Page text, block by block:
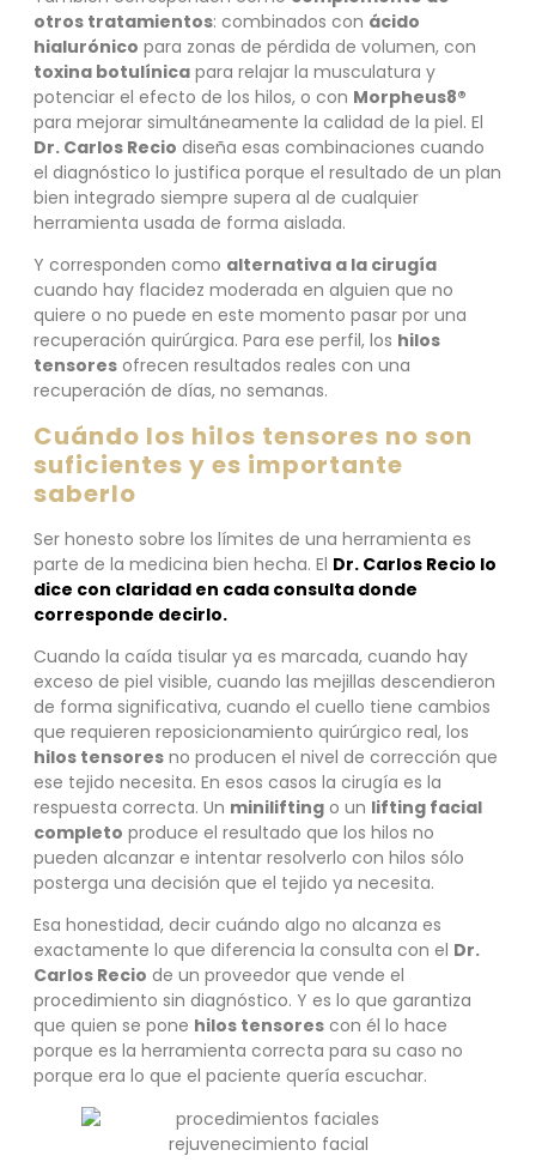
otros tratamientos: combinados con ácido
hialurónico para zonas de pérdida de volumen, con
toxina botulínica para relajar la musculatura y
potenciar el efecto de los hilos, o con Morpheus8®
para mejorar simultáneamente la calidad de la piel. El
Dr. Carlos Recio diseña esas combinaciones cuando
el diagnóstico lo justifica porque el resultado de un plan
bien integrado siempre supera al de cualquier
herramienta usada de forma aislada.
Y corresponden como alternativa a la cirugía
cuando hay flacidez moderada en alguien que no
quiere o no puede en este momento pasar por una
recuperación quirúrgica. Para ese perfil, los hilos
tensores ofrecen resultados reales con una
recuperación de días, no semanas.
Cuándo los hilos tensores no son
suficientes y es importante
saberlo
Ser honesto sobre los límites de una herramienta es
parte de la medicina bien hecha. El Dr. Carlos Recio lo
dice con claridad en cada consulta donde
corresponde decirlo.
Cuando la caída tisular ya es marcada, cuando hay
exceso de piel visible, cuando las mejillas descendieron
de forma significativa, cuando el cuello tiene cambios
que requieren reposicionamiento quirúrgico real, los
hilos tensores no producen el nivel de corrección que
ese tejido necesita. En esos casos la cirugía es la
respuesta correcta. Un minilifting o un lifting facial
completo produce el resultado que los hilos no
pueden alcanzar e intentar resolverlo con hilos sólo
posterga una decisión que el tejido ya necesita.
Esa honestidad, decir cuándo algo no alcanza es
exactamente lo que diferencia la consulta con el Dr.
Carlos Recio de un proveedor que vende el
procedimiento sin diagnóstico. Y es lo que garantiza
que quien se pone hilos tensores con él lo hace
porque es la herramienta correcta para su caso no
porque era lo que el paciente quería escuchar.